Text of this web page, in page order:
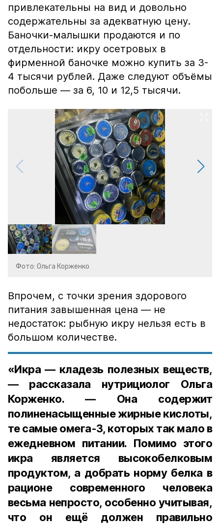
привлекательны на вид и довольно
содержательны за адекватную цену.
Баночки-малышки продаются и по
отдельности: икру осетровых в
фирменной баночке можно купить за 3-
4 тысячи рублей. Даже следуют объёмы
побольше — за 6, 10 и 12,5 тысячи.
Фото: Ольга Корженко
Впрочем, с точки зрения здорового
питания завышенная цена — не
недостаток: рыбную икру нельзя есть в
большом количестве.
«Икра — кладезь полезных веществ,
— рассказала нутрициолог Ольга
Корженко. — Она содержит
полиненасыщенные жирные кислоты,
те самые омега-3, которых так мало в
ежедневном питании. Помимо этого
икра является высокобелковым
продуктом, а добрать норму белка в
рационе современного человека
весьма непросто, особенно учитывая,
что он ещё должен правильно